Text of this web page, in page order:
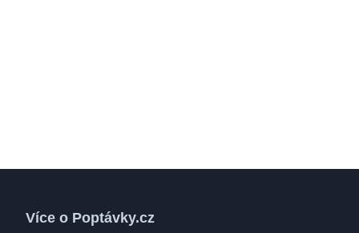
Více o Poptávky.cz